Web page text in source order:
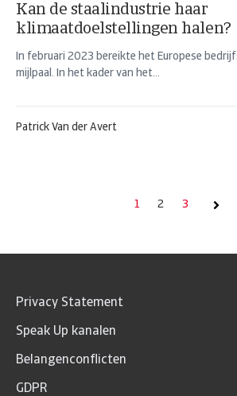
Kan de staalindustrie haar
klimaatdoelstellingen halen?
In februari 2023 bereikte het Europese
mijlpaal. In het kader van het...
Patrick Van der Avert
1 2 3
Privacy Statement
Speak Up kanalen
Belangenconflicten
GDPR